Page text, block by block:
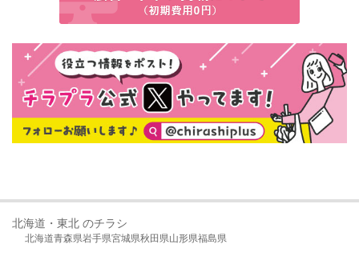
北海道・東北 のチラシ
北海道青森県岩手県宮城県秋田県山形県福島県